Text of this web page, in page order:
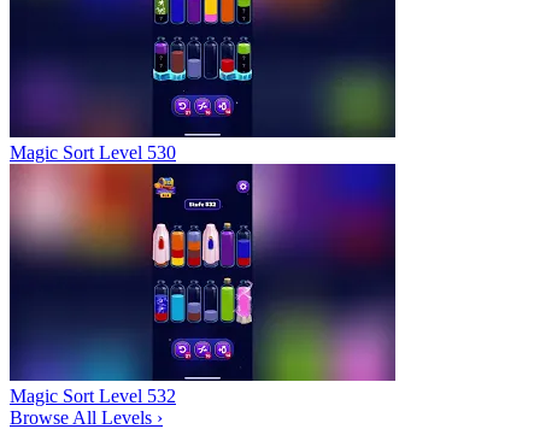
Magic Sort Level 530
Magic Sort Level 532
Browse All Levels ›